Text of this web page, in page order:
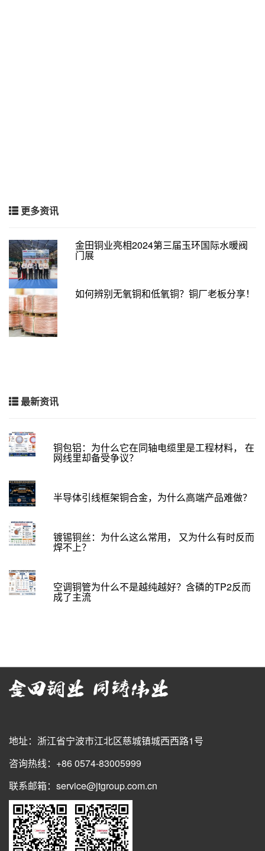
更多资讯
金田铜业亮相2024第三届玉环国际水暖阀
门展
如何辨别无氧铜和低氧铜？铜厂老板分享！
最新资讯
铜包铝：为什么它在同轴电缆里是工程材料， 在
网线里却备受争议？
半导体引线框架铜合金，为什么高端产品难做？
镀锡铜丝：为什么这么常用， 又为什么有时反而
焊不上？
空调铜管为什么不是越纯越好？含磷的TP2反而
成了主流
地址：浙江省宁波市江北区慈城镇城西西路1号
咨询热线：+86 0574-83005999
联系邮箱：service@jtgroup.com.cn